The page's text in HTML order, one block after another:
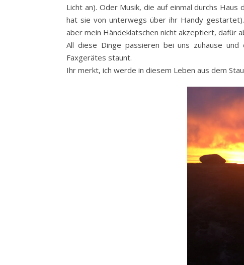
Licht an). Oder Musik, die auf einmal durchs
hat sie von unterwegs über ihr Handy
aber mein Händeklatschen nicht akzeptiert, dafür
All diese Dinge passieren bei uns zuhause
Faxgerätes staunt.
Ihr merkt, ich werde in diesem Leben aus dem